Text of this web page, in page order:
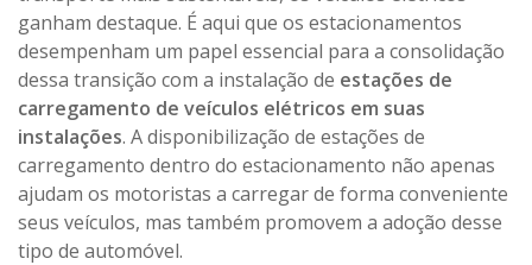
ganham destaque. É aqui que os estacionamentos
desempenham um papel essencial para a consolidação
dessa transição com a instalação de estações de
carregamento de veículos elétricos em suas
instalações. A disponibilização de estações de
carregamento dentro do estacionamento não apenas
ajudam os motoristas a carregar de forma conveniente
seus veículos, mas também promovem a adoção desse
tipo de automóvel.